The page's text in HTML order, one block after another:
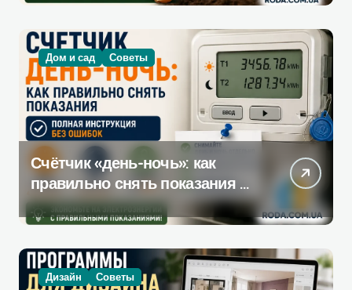
инструкция
Дом и сад Советы
Счётчик «день-ночь»: как
правильно снять показания —
полная инструкция без
ошибок
Дизайн Советы